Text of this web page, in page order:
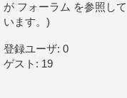
が フォーラム を参照して
います。)
登録ユーザ: 0
ゲスト: 19